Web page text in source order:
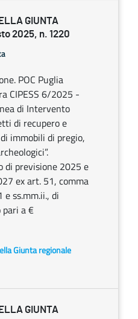
GIUNTA
2025, n. 1220
POC Puglia
CIPESS 6/2025 -
di Intervento
di recupero e
immobili di pregio,
di previsione 2025 e
ex art. 51, comma
ss.mm.ii., di
pari a €
Giunta regionale
GIUNTA